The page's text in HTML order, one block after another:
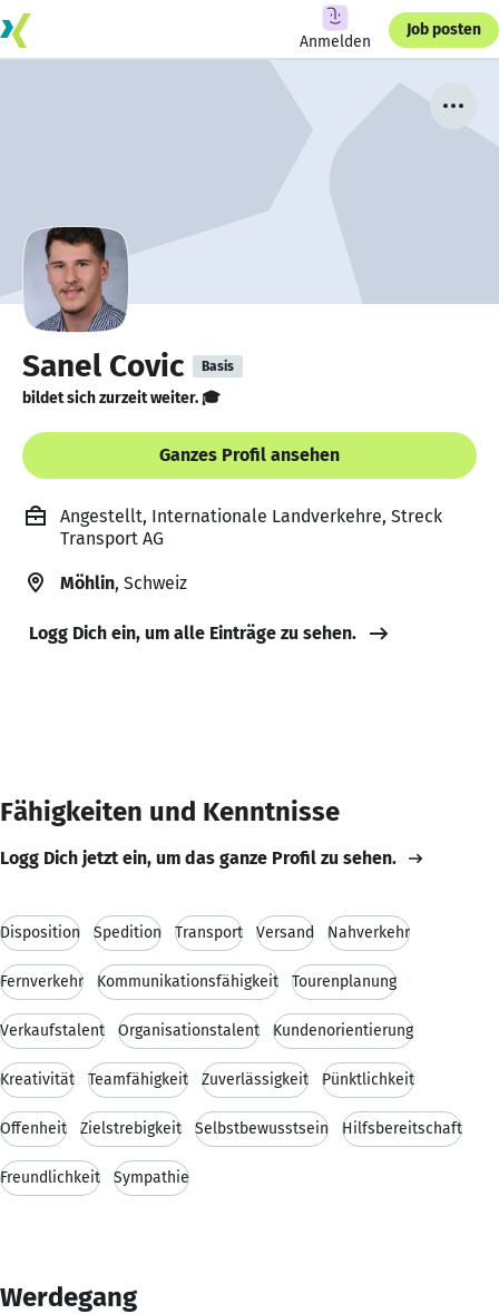
Anmelden
Job posten
Sanel Covic Basis
bildet sich zurzeit weiter. 🎓
Ganzes Profil ansehen
Angestellt, Internationale Landverkehre, Streck
Transport AG
Möhlin, Schweiz
Logg Dich ein, um alle Einträge zu sehen.
Fähigkeiten und Kenntnisse
Logg Dich jetzt ein, um das ganze Profil zu sehen.
Disposition Spedition Transport Versand Nahverkehr
Fernverkehr Kommunikationsfähigkeit Tourenplanung
Verkaufstalent Organisationstalent Kundenorientierung
Kreativität Teamfähigkeit Zuverlässigkeit Pünktlichkeit
Offenheit Zielstrebigkeit Selbstbewusstsein Hilfsbereitschaft
Freundlichkeit Sympathie
Werdegang